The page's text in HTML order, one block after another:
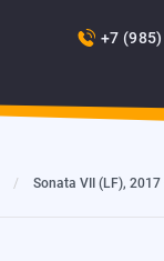
+7
Sonata VII (LF), 2017